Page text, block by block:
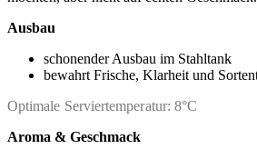
Ausbau
schonender Ausbau im Stahltank
bewahrt Frische, Klarheit und
Optimale Serviertemperatur: 8°C
Aroma & Geschmack